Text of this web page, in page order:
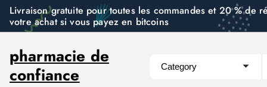
Livraison gratuite pour toutes les commandes et 20 % de
votre achat si vous payez en bitcoins
pharmacie de
confiance